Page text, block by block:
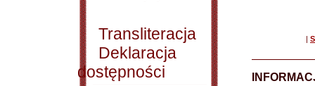
Transliteracja
Deklaracja
dostępności
|